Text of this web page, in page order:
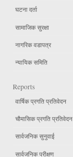
घटना दर्ता
सामाजिक सुरक्षा
नागरिक वडापत्र
न्यायिक समिति
Reports
वार्षिक प्रगति प्रतिवेदन
चौमासिक प्रगति प्रतिवेदन
सार्वजनिक सुनुवाई
सार्वजनिक परीक्षण